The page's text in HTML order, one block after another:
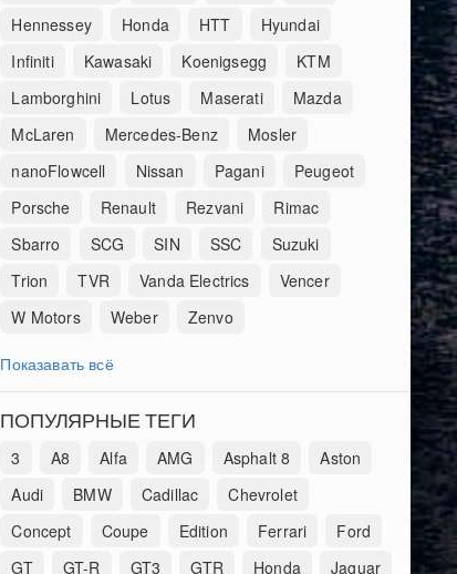
Hennessey
Honda HTT
Hyundai
Infiniti
Kawasaki Koenigsegg
KTM
Lamborghini
Lotus Maserati
Mazda
McLaren
Mercedes-Benz
Mosler
nanoFlowcell
Nissan Pagani
Peugeot
Porsche
Renault Rezvani
Rimac
Sbarro
SCG SIN SSC
Suzuki
Trion
TVR Vanda Electrics
Vencer
W Motors
Weber Zenvo
Показавать всё
ПОПУЛЯРНЫЕ ТЕГИ
3 A8 Alfa AMG Asphalt 8
Aston
Audi
BMW Cadillac
Chevrolet
Concept
Coupe Edition Ferrari
Ford
GT
GT-R GT3 GTR Honda
Jaguar